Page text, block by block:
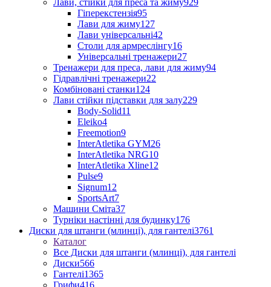
Лави, стійки для преса та жиму929
Гіперекстензія95
Лави для жиму127
Лави універсальні42
Столи для армреслінгу16
Універсальні тренажери27
Тренажери для преса, лави для жиму94
Гідравлічні тренажери22
Комбіновані станки124
Лави стійки підставки для залу229
Body-Solid11
Eleiko4
Freemotion9
InterAtletika GYM26
InterAtletika NRG10
InterAtletika Xline12
Pulse9
Signum12
SportsArt7
Машини Сміта37
Турніки настінні для будинку176
Диски для штанги (млинці), для гантелі3761
Каталог
Все Диски для штанги (млинці), для гантелі
Диски566
Гантелі1365
Грифи416